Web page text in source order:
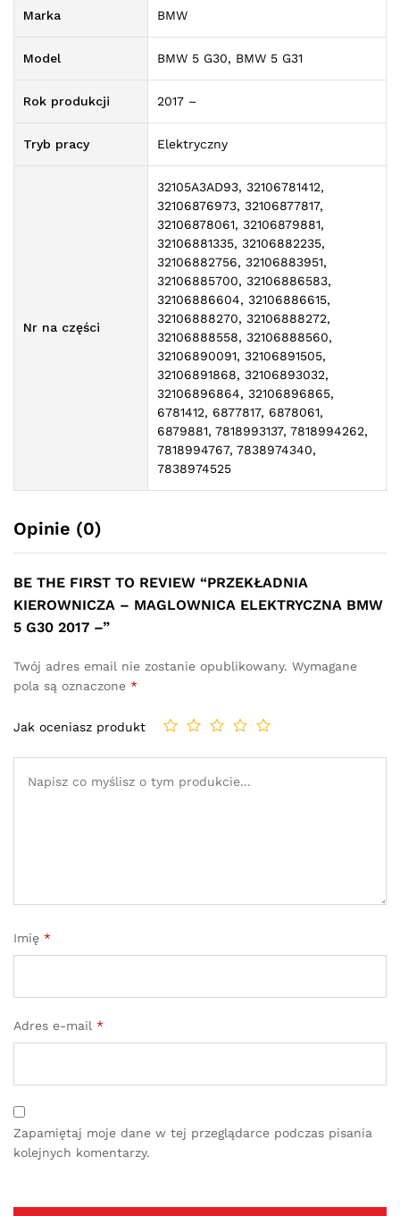
Marka BMW
Model BMW 5 G30, BMW 5 G31
Rok produkcji 2017 –
Tryb pracy Elektryczny
Nr na części
32105A3AD93, 32106781412,
32106876973, 32106877817,
32106878061, 32106879881,
32106881335, 32106882235,
32106882756, 32106883951,
32106885700, 32106886583,
32106886604, 32106886615,
32106888270, 32106888272,
32106888558, 32106888560,
32106890091, 32106891505,
32106891868, 32106893032,
32106896864, 32106896865,
6781412, 6877817, 6878061,
6879881, 7818993137, 7818994262,
7818994767, 7838974340,
7838974525
Opinie (0)
BE THE FIRST TO REVIEW “PRZEKŁADNIA
KIEROWNICZA – MAGLOWNICA ELEKTRYCZNA BMW
5 G30 2017 –”
Twój adres email nie zostanie opublikowany. Wymagane
pola są oznaczone *
Jak oceniasz produkt
Imię *
Adres e-mail *
Zapamiętaj moje dane w tej przeglądarce podczas pisania
kolejnych komentarzy.